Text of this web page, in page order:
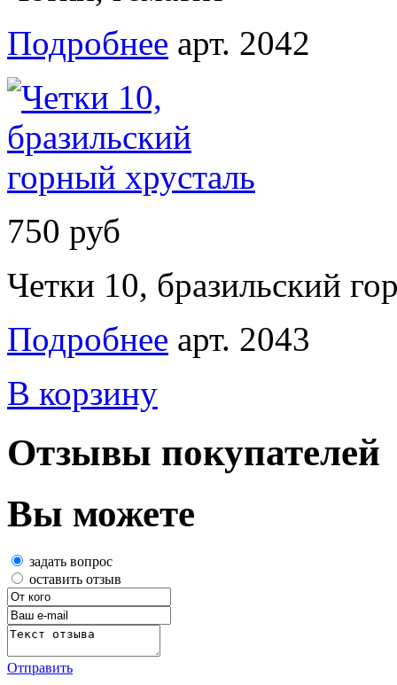
Подробнее арт. 2042
750 руб
Четки 10, бразильский
Подробнее арт. 2043
В корзину
Отзывы покупателей
Вы можете
задать вопрос
оставить отзыв
Отправить